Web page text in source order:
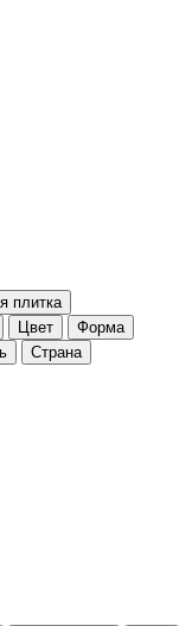
плитка
Цвет
Форма
Страна